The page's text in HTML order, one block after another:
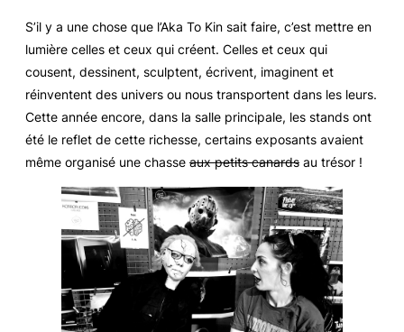
S’il y a une chose que l’Aka To Kin sait faire, c’est mettre en
lumière celles et ceux qui créent. Celles et ceux qui
cousent, dessinent, sculptent, écrivent, imaginent et
réinventent des univers ou nous transportent dans les leurs.
Cette année encore, dans la salle principale, les stands ont
été le reflet de cette richesse, certains exposants avaient
même organisé une chasse aux petits canards au trésor !